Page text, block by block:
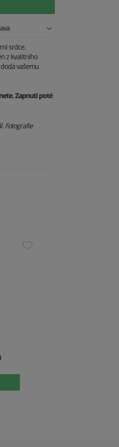
srdce.
z kvalitního
vašemu
Zapnutí poté
Fotografie